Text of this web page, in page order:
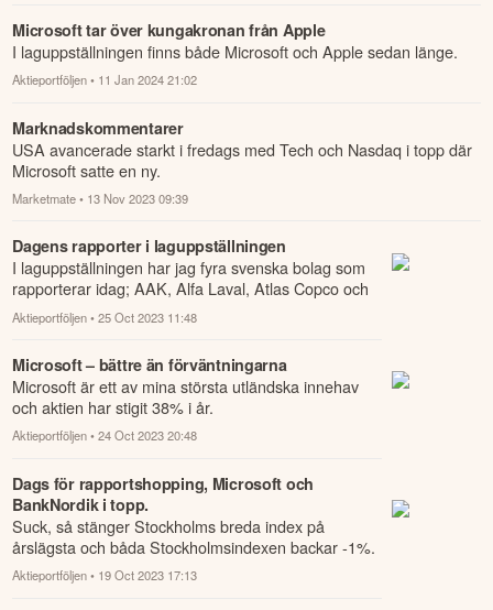
Microsoft tar över kungakronan från Apple
I laguppställningen finns både Microsoft och Apple sedan länge.
Aktieportföljen • 11 Jan 2024 21:02
Marknadskommentarer
USA avancerade starkt i fredags med Tech och Nasdaq i topp där
Microsoft satte en ny.
Marketmate • 13 Nov 2023 09:39
Dagens rapporter i laguppställningen
I laguppställningen har jag fyra svenska bolag som
rapporterar idag; AAK, Alfa Laval, Atlas Copco och
SEB, samt amerikanska Microsoft, som r...
Aktieportföljen • 25 Oct 2023 11:48
Microsoft – bättre än förväntningarna
Microsoft är ett av mina största utländska innehav
och aktien har stigit 38% i år.
Aktieportföljen • 24 Oct 2023 20:48
Dags för rapportshopping, Microsoft och
BankNordik i topp.
Suck, så stänger Stockholms breda index på
årslägsta och båda Stockholmsindexen backar -1%.
Aktieportföljen • 19 Oct 2023 17:13